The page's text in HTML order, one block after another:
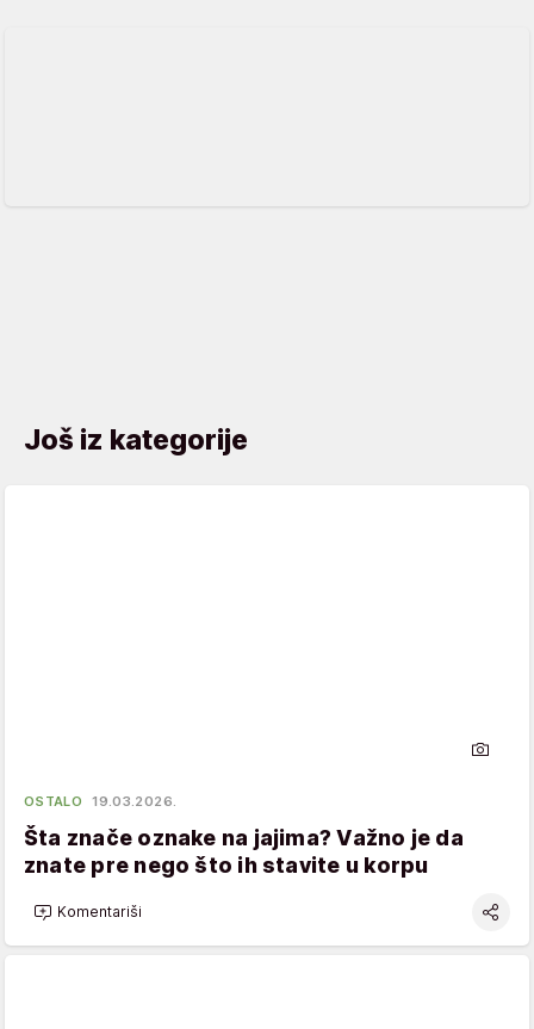
Još iz kategorije
OSTALO 19.03.2026.
Šta znače oznake na jajima? Važno je da
znate pre nego što ih stavite u korpu
Komentariši